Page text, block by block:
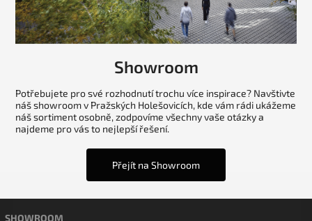
Showroom
Potřebujete pro své rozhodnutí trochu více inspirace? Navštivte
náš showroom v Pražských Holešovicích, kde vám rádi ukážeme
náš sortiment osobně, zodpovíme všechny vaše otázky a
najdeme pro vás to nejlepší řešení.
Přejít na Showroom
SHOWROOM